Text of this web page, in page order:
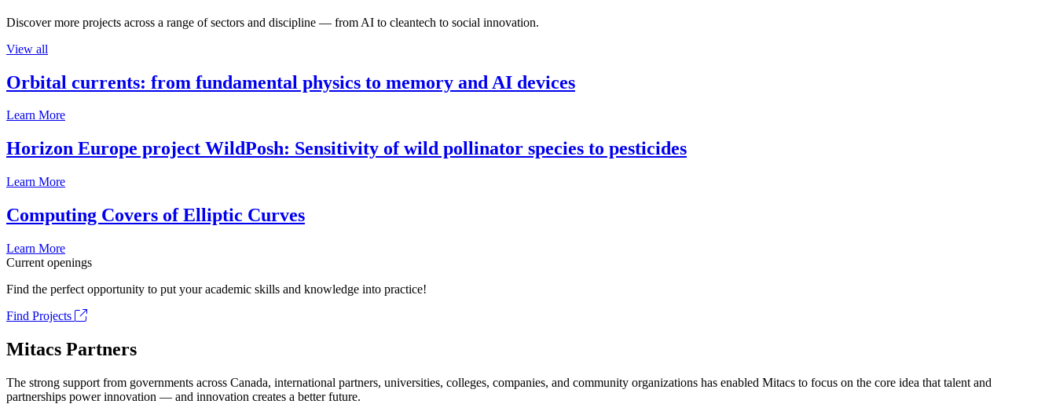
Discover more projects across a range of sectors and discipline — from AI to cleantech to social innovation.
View all
Orbital currents: from fundamental physics to memory and AI devices
Learn More
Horizon Europe project WildPosh: Sensitivity of wild pollinator species to pesticides
Learn More
Computing Covers of Elliptic Curves
Learn More
Current openings
Find the perfect opportunity to put your academic skills and knowledge into practice!
Find Projects
Mitacs Partners
The strong support from governments across Canada, international partners, universities, colleges, companies, and community organizations has enabled Mitacs to focus on the core idea that talent and
partnerships power innovation — and innovation creates a better future.